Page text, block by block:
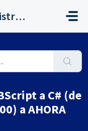
Servicios al canal de distribución de AHORA
a C# (de
a AHORA